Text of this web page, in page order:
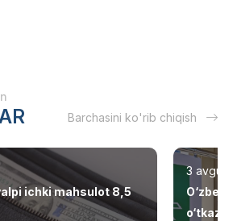
Barchasini ko'rib chiqish
ichki mahsulot 8,5
3 avgust